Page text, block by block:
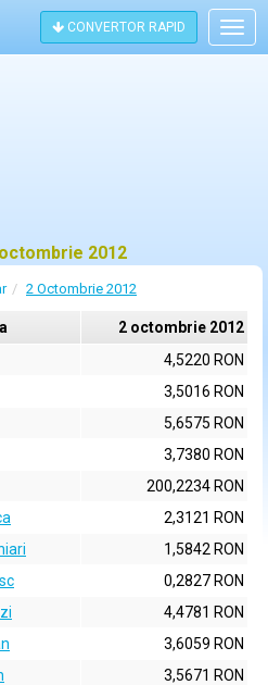
CONVERTOR RAPID
2012
2 Octombrie 2012
2 octombrie 2012
4,5220 RON
3,5016 RON
5,6575 RON
3,7380 RON
200,2234 RON
2,3121 RON
1,5842 RON
0,2827 RON
4,4781 RON
3,6059 RON
3,5671 RON